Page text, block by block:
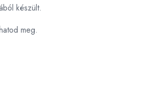
készült.
meg.